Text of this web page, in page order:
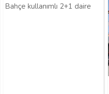
Bahçe kullanımlı 2+1 daire